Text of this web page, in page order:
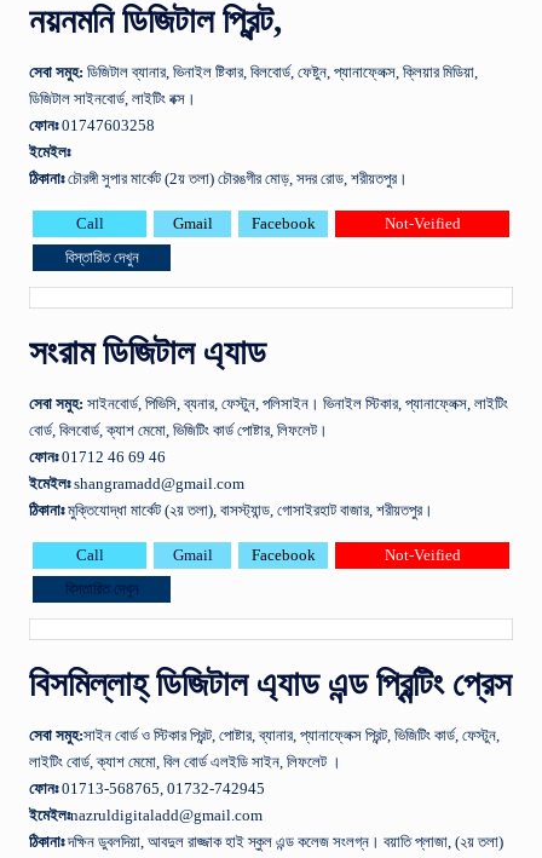
নয়নমনি ডিজিটাল প্রিন্ট,
সেবা সমুহ: ডিজিটাল ব্যানার, ভিনাইল ষ্টিকার, বিলবোর্ড, ফেষ্টুন, প্যানাফ্লেক্স, ক্লিয়ার মিডিয়া,
ডিজিটাল সাইনবোর্ড, লাইটিং বক্স।
ফোনঃ01747603258
ইমেইলঃ
ঠিকানাঃচৌরঙ্গী সুপার মার্কেট (2য় তলা) চৌরঙগীর মোড়, সদর রোড, শরীয়তপুর।
Call Gmail Facebook
Not-Veified
বিস্তারিত দেখুন
সংরাম ডিজিটাল এ্যাড
সেবা সমুহ: সাইনবাের্ড, পিভিসি, ব্যনার, ফেস্টুন, পলিসাইন। ভিনাইল স্টিকার, প্যানাফ্লেক্স, লাইটিং
বাের্ড, বিলবাের্ড, ক্যাশ মেমাে, ভিজিটিং কার্ড পােষ্টার, লিফলেট।
ফোনঃ01712 46 69 46
ইমেইলঃshangramadd@gmail.com
ঠিকানাঃমুক্তিযোদ্ধা মার্কেট (২য় তলা), বাসস্ট্যান্ড, গোসাইরহাট বাজার, শরীয়তপুর।
Call Gmail Facebook
Not-Veified
বিস্তারিত দেখুন
বিসমিল্লাহ্ ডিজিটাল এ্যাড এন্ড প্রিন্টিং প্রেস
সেবা সমুহ:সাইন বাের্ড ও স্টিকার প্রিন্ট, পােষ্টার, ব্যানার, প্যানাফ্লেক্স প্রিন্ট, ভিজিটিং কার্ড, ফেস্টুন,
লাইটিং বাের্ড, ক্যাশ মেমাে, বিল বাের্ড এলইডি সাইন, লিফলেট ।
ফোনঃ01713-568765, 01732-742945
ইমেইলঃnazruldigitaladd@gmail.com
ঠিকানাঃদক্ষিন ডুবলদিয়া, আবদুল রাজ্জাক হাই স্কুল এন্ড কলেজ সংলগ্ন। বয়াতি প্লাজা, (২য় তলা)